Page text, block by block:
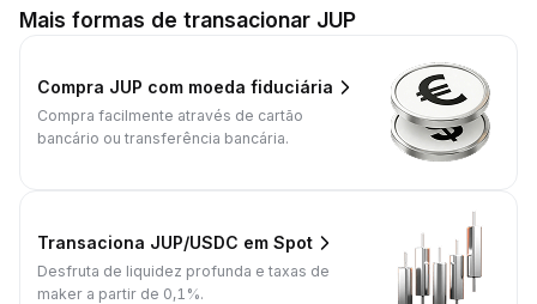
Mais formas de transacionar JUP
Compra JUP com moeda fiduciária
Compra facilmente através de cartão
bancário ou transferência bancária.
Transaciona JUP/USDC em Spot
Desfruta de liquidez profunda e taxas de
maker a partir de 0,1%.